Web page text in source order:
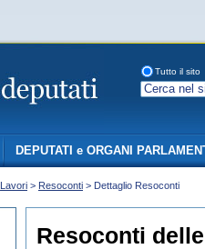
Tutto il sito
DEPUTATI e ORGANI
Lavori > Resoconti > Dettaglio Resoconti
Resoconti